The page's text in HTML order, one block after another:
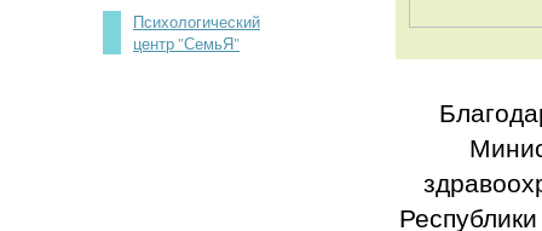
Психологический
центр "СемьЯ"